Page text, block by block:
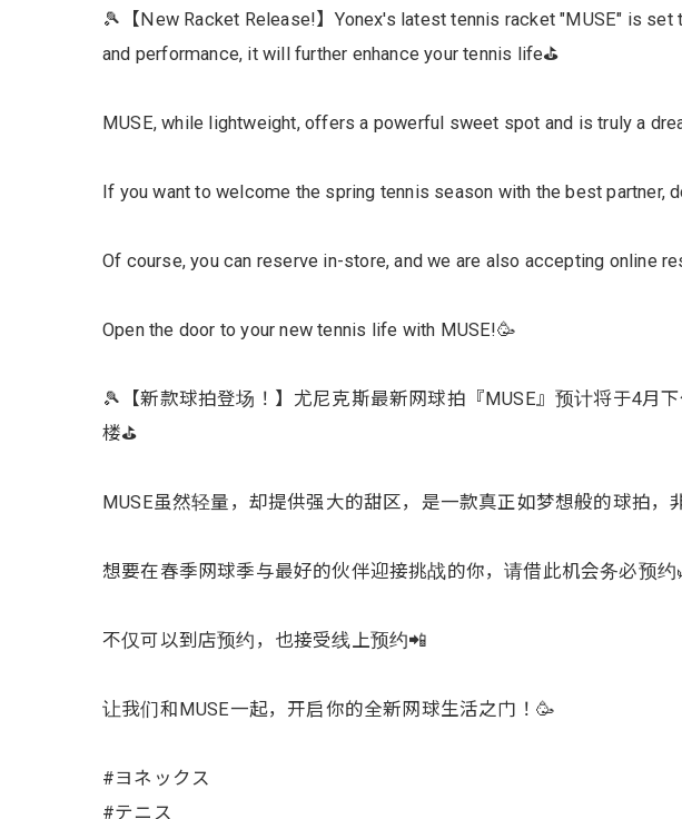
🎾【New Racket Release!】Yonex's latest tennis racket "MUSE" is
and performance, it will further enhance your tennis life⛳️
MUSE, while lightweight, offers a powerful sweet spot and is truly a
If you want to welcome the spring tennis season with the best partner,
Of course, you can reserve in-store, and we are also accepting online
Open the door to your new tennis life with MUSE!🥳
🎾【新款球拍登场！】尤尼克斯最新网球拍『MUSE』预计将于4月
楼⛳️
MUSE虽然轻量，却提供强大的甜区，是一款真正如梦想般的球拍
想要在春季网球季与最好的伙伴迎接挑战的你，请借此机会务必预约
不仅可以到店预约，也接受线上预约📲
让我们和MUSE一起，开启你的全新网球生活之门！🥳
#ヨネックス
#テニス